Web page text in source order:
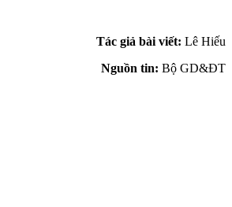
Tác giả bài viết: Lê Hiếu
Nguồn tin: Bộ GD&ĐT